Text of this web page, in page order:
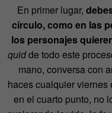
En primer lugar,
círculo, como en las
los personajes
quidde todo este
mano, conversa con
haces cualquier viernes
en el cuarto punto, no